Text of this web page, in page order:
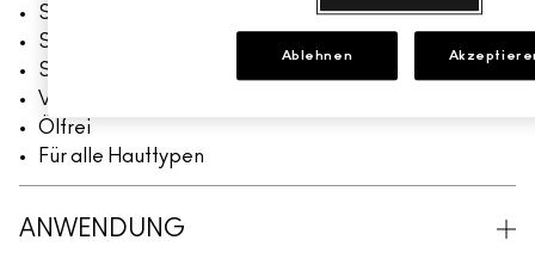
Schweiß- und feuchtigkeitsbeständig
Setzt sich nicht ab
Spendet sofort und langanhaltend Feuchtigkeit.
Verursacht keine Akne
Ölfrei
Für alle Hauttypen
ANWENDUNG
Ablehnen